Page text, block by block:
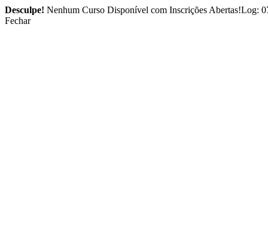
Desculpe! Nenhum Curso Disponível com Inscrições Abertas!Log:
Fechar